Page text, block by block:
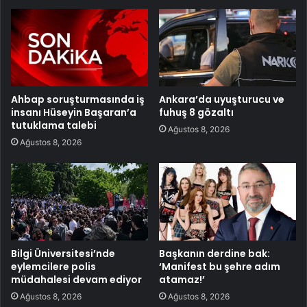
Ahbap soruşturmasında iş
insanı Hüseyin Başaran’a
tutuklama talebi
Ağustos 8, 2026
Ankara’da uyuşturucu ve
fuhuş 8 gözaltı
Ağustos 8, 2026
Bilgi Üniversitesi’nde
eylemcilere polis
müdahalesi devam ediyor
Ağustos 8, 2026
Başkanın derdine bak:
‘Manifest bu şehre adım
atamaz!’
Ağustos 8, 2026